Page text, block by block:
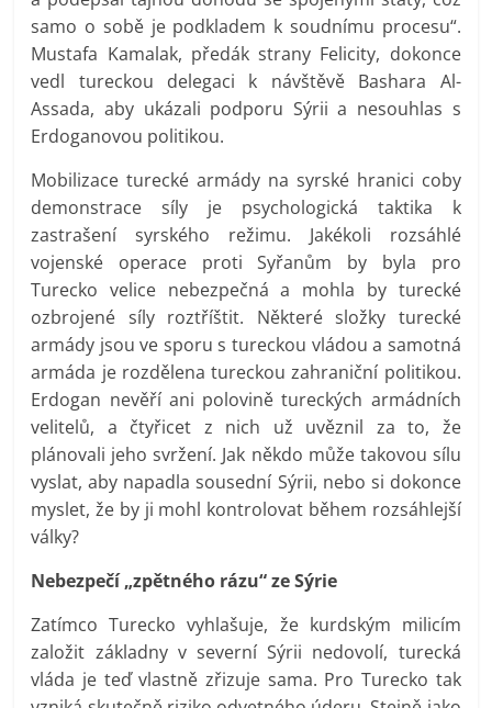
samo o sobě je podkladem k soudnímu procesu“.
Mustafa Kamalak, předák strany Felicity, dokonce
vedl tureckou delegaci k návštěvě Bashara Al-
Assada, aby ukázali podporu Sýrii a nesouhlas s
Erdoganovou politikou.
Mobilizace turecké armády na syrské hranici coby
demonstrace síly je psychologická taktika k
zastrašení syrského režimu. Jakékoli rozsáhlé
vojenské operace proti Syřanům by byla pro
Turecko velice nebezpečná a mohla by turecké
ozbrojené síly roztříštit. Některé složky turecké
armády jsou ve sporu s tureckou vládou a samotná
armáda je rozdělena tureckou zahraniční politikou.
Erdogan nevěří ani polovině tureckých armádních
velitelů, a čtyřicet z nich už uvěznil za to, že
plánovali jeho svržení. Jak někdo může takovou sílu
vyslat, aby napadla sousední Sýrii, nebo si dokonce
myslet, že by ji mohl kontrolovat během rozsáhlejší
války?
Nebezpečí „zpětného rázu“ ze Sýrie
Zatímco Turecko vyhlašuje, že kurdským milicím
založit základny v severní Sýrii nedovolí, turecká
vláda je teď vlastně zřizuje sama. Pro Turecko tak